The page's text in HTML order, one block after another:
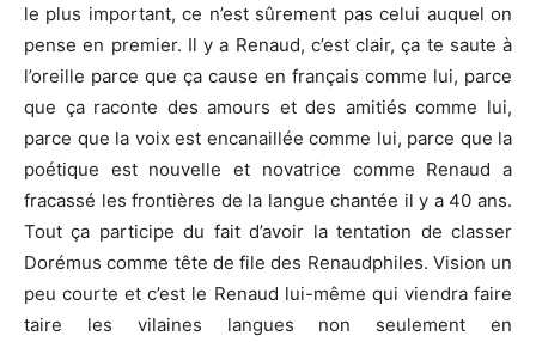
le plus important, ce n’est sûrement pas celui auquel on
pense en premier. Il y a Renaud, c’est clair, ça te saute à
l’oreille parce que ça cause en français comme lui, parce
que ça raconte des amours et des amitiés comme lui,
parce que la voix est encanaillée comme lui, parce que la
poétique est nouvelle et novatrice comme Renaud a
fracassé les frontières de la langue chantée il y a 40 ans.
Tout ça participe du fait d’avoir la tentation de classer
Dorémus comme tête de file des Renaudphiles. Vision un
peu courte et c’est le Renaud lui-même qui viendra faire
taire les vilaines langues non seulement en